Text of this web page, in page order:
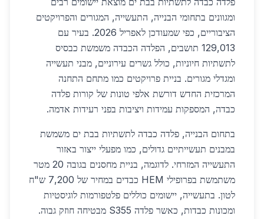
ומגוונים בתחומי הבנייה, התעשייה, המגורים והפרויקטים
הציבוריים, כפי שמעודכן לאפריל 2026. בעיר עם
129,013 תושבים, הפלדה הכבדה משמשת כבסיס
לתשתיות חיוניות, כולל גשרים עירוניים, מבני תעשייה
ומגדלי מגורים. בניית פרויקטים כמו מתחם התחנה
המרכזית החדש דורשת אלפי טונות של קורות פלדה
כבדה, המספקות עמידות ויציבות בפני רעידות אדמה.
בתחום הבנייה, פלדה כבדה לתשתיות בבת ים משמשת
במבנים תעשייתיים גדולים, כמו מפעלי ייצור באזור
התעשייה המזרחי. לדוגמה, בניית מחסנים בגובה 20 מטר
משתמשת בפרופילי HEM כבדים במחיר של 7,200 ש"ח
לטון. בתעשייה, יישומים כוללים פלטפורמות לוגיסטיות
ומכונות כבדות, כאשר פלדה S355 מבטיחה חוזק גבוה.